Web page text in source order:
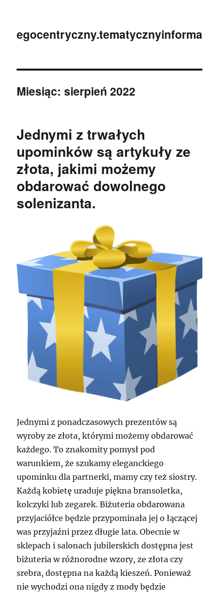
Miesiąc:sierpień 2022
Jednymi z trwałych
upominków są artykuły ze
złota, jakimi możemy
obdarować dowolnego
solenizanta.
Jednymi z ponadczasowych prezentów są
wyroby ze złota, którymi możemy obdarować
każdego. To znakomity pomysł pod
warunkiem, że szukamy eleganckiego
upominku dla partnerki, mamy czy też siostry.
Każdą kobietę uraduje piękna bransoletka,
kolczyki lub zegarek. Biżuteria obdarowana
przyjaciółce będzie przypominała jej o łączącej
was przyjaźni przez długie lata. Obecnie w
sklepach i salonach jubilerskich dostępna jest
biżuteria w różnorodne wzory, ze złota czy
srebra, dostępna na każdą kieszeń. Ponieważ
nie wychodzi ona nigdy z mody będzie